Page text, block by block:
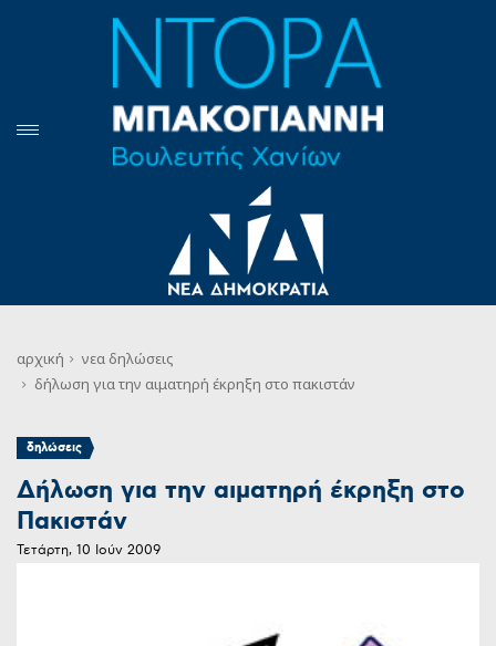
αρχική νεα δηλώσεις
δήλωση για την αιματηρή έκρηξη στο πακιστάν
δηλώσεις
Δήλωση για την αιματηρή έκρηξη στο
Πακιστάν
Τετάρτη, 10 Ιούν 2009